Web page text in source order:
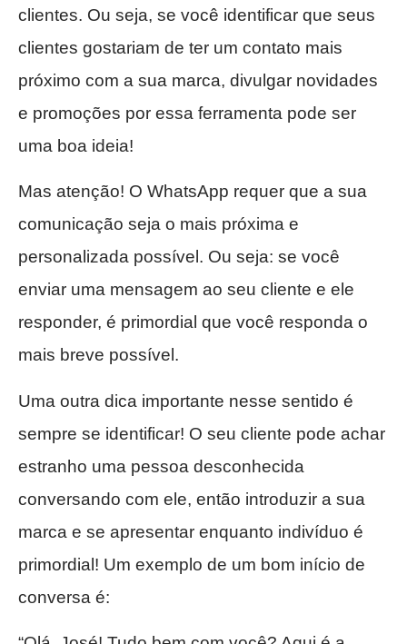
clientes. Ou seja, se você identificar que seus
clientes gostariam de ter um contato mais
próximo com a sua marca, divulgar novidades
e promoções por essa ferramenta pode ser
uma boa ideia!
Mas atenção! O WhatsApp requer que a sua
comunicação seja o mais próxima e
personalizada possível. Ou seja: se você
enviar uma mensagem ao seu cliente e ele
responder, é primordial que você responda o
mais breve possível.
Uma outra dica importante nesse sentido é
sempre se identificar! O seu cliente pode achar
estranho uma pessoa desconhecida
conversando com ele, então introduzir a sua
marca e se apresentar enquanto indivíduo é
primordial! Um exemplo de um bom início de
conversa é: